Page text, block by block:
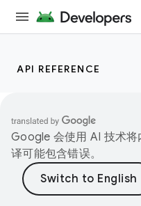
API REFERENCE
Google 会使用 AI 技术
译可能包含错误。